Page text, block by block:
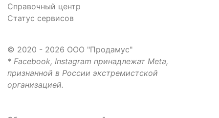
Справочный центр
Статус сервисов
© 2020 - 2026 ООО "Продамус"
* Facebook, Instagram принадлежат Meta,
признанной в России экстремистской
организацией.